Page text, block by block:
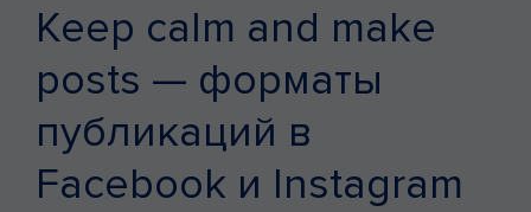
Keep calm and make
posts — форматы
публикаций в
Facebook и Instagram